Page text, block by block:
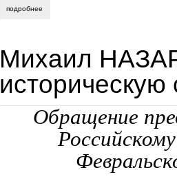
подробнее
Михаил
историческую
Обращение